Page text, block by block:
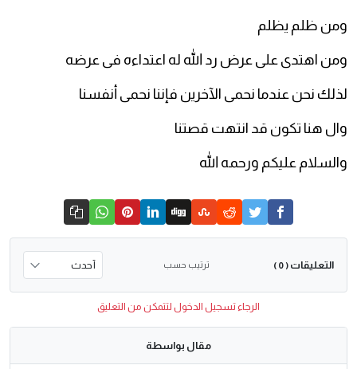
ومن ظلم يظلم
ومن اهتدى على عرض رد الله له اعتداءه فى عرضه
لذلك نحن عندما نحمى الآخرين فإننا نحمى أنفسنا
وال هنا تكون قد انتهت قصتنا
والسلام عليكم ورحمه الله
التعليقات ( 0 ) ترتيب حسب
الرجاء تسجيل الدخول لتتمكن من التعليق
مقال بواسطة